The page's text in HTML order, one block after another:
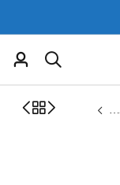
الأغذية المعلبة